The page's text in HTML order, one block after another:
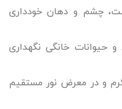
چشم و دهان خودداری
حیوانات خانگی نگهداری
و در معرض نور مستقیم